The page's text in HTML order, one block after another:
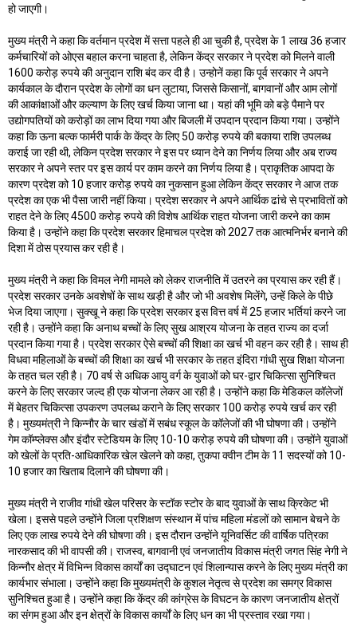
हो जाएगी।
मुख्य मंत्री ने कहा कि वर्तमान प्रदेश में सत्ता पहले ही आ चुकी है, प्रदेश के 1 लाख 36 हजार
कर्मचारियों को ओएस बहाल करना चाहता है, लेकिन केंद्र सरकार ने प्रदेश को मिलने वाली
1600 करोड़ रुपये की अनुदान राशि बंद कर दी है। उन्होनें कहा कि पूर्व सरकार ने अपने
कार्यकाल के दौरान प्रदेश के लोगों का धन लुटाया, जिससे किसानों, बागवानों और आम लोगों
की आकांक्षाओं और कल्याण के लिए खर्च किया जाना था। यहां की भूमि को बड़े पैमाने पर
उद्योगपतियों को करोड़ों का लाभ दिया गया और बिजली में उपदान प्रदान किया गया। उन्होंने
कहा कि ऊना बल्क फार्मरी पार्क के केंद्र के लिए 50 करोड़ रुपये की बकाया राशि उपलब्ध
कराई जा रही थी, लेकिन प्रदेश सरकार ने इस पर ध्यान देने का निर्णय लिया और अब राज्य
सरकार ने अपने स्तर पर इस कार्य पर काम करने का निर्णय लिया है। प्राकृतिक आपदा के
कारण प्रदेश को 10 हजार करोड़ रुपये का नुकसान हुआ लेकिन केंद्र सरकार ने आज तक
प्रदेश का एक भी पैसा जारी नहीं किया। प्रदेश सरकार ने अपने आर्थिक ढांचे से प्रभावितों को
राहत देने के लिए 4500 करोड़ रुपये की विशेष आर्थिक राहत योजना जारी करने का काम
किया है। उन्होंने कहा कि प्रदेश सरकार हिमाचल प्रदेश को 2027 तक आत्मनिर्भर बनाने की
दिशा में ठोस प्रयास कर रही है।
मुख्य मंत्री ने कहा कि विमल नेगी मामले को लेकर राजनीति में उतरने का प्रयास कर रही हैं।
प्रदेश सरकार उनके अवशेषों के साथ खड़ी है और जो भी अवशेष मिलेंगे, उन्हें किले के पीछे
भेज दिया जाएगा। सुक्खू ने कहा कि प्रदेश सरकार इस वित्त वर्ष में 25 हजार भर्तियां करने जा
रही है। उन्होंने कहा कि अनाथ बच्चों के लिए सुख आश्रय योजना के तहत राज्य का दर्जा
प्रदान किया गया है। प्रदेश सरकार ऐसे बच्चों की शिक्षा का खर्च भी वहन कर रही है। साथ ही
विधवा महिलाओं के बच्चों की शिक्षा का खर्च भी सरकार के तहत इंदिरा गांधी सुख शिक्षा योजना
के तहत चल रही है। 70 वर्ष से अधिक आयु वर्ग के युवाओं को घर-द्वार चिकित्सा सुनिश्चित
करने के लिए सरकार जल्द ही एक योजना लेकर आ रही है। उन्होंने कहा कि मेडिकल कॉलेजों
में बेहतर चिकित्सा उपकरण उपलब्ध कराने के लिए सरकार 100 करोड़ रुपये खर्च कर रही
है। मुख्यमंत्री ने किन्नौर के चार खंडों में सबंध स्कूल के कॉलेजों की भी घोषणा की। उन्होंने
गेम कॉम्प्लेक्स और इंदौर स्टेडियम के लिए 10-10 करोड़ रुपये की घोषणा की। उन्होंने युवाओं
को खेलों के प्रति-आधिकारिक खेल खेलने को कहा, तुकपा क्वीन टीम के 11 सदस्यों को 10-
10 हजार का खिताब दिलाने की घोषणा की।
मुख्य मंत्री ने राजीव गांधी खेल परिसर के स्टॉक स्टोर के बाद युवाओं के साथ क्रिकेट भी
खेला। इससे पहले उन्होंने जिला प्रशिक्षण संस्थान में पांच महिला मंडलों को सामान बेचने के
लिए एक लाख रुपये देने की घोषणा की। इस दौरान उन्होंने यूनिवर्सिट की वार्षिक पत्रिका
नारकसाद की भी वापसी की। राजस्व, बागवानी एवं जनजातीय विकास मंत्री जगत सिंह नेगी ने
किन्नौर क्षेत्र में विभिन्न विकास कार्यों का उद्घाटन एवं शिलान्यास करने के लिए मुख्य मंत्री का
कार्यभार संभाला। उन्होंने कहा कि मुख्यमंत्री के कुशल नेतृत्व से प्रदेश का समग्र विकास
सुनिश्चित हुआ है। उन्होंने कहा कि केंद्र की कांग्रेस के विघटन के कारण जनजातीय क्षेत्रों
का संगम हुआ और इन क्षेत्रों के विकास कार्यों के लिए धन का भी प्रस्ताव रखा गया।